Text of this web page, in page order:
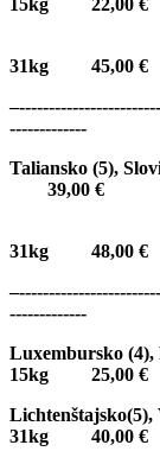
31kg 45,00 €
–
-------------
Taliansko
39,00 €
31kg 48,00 €
–
-------------
Luxembursko
15kg
31kg 40,00 €